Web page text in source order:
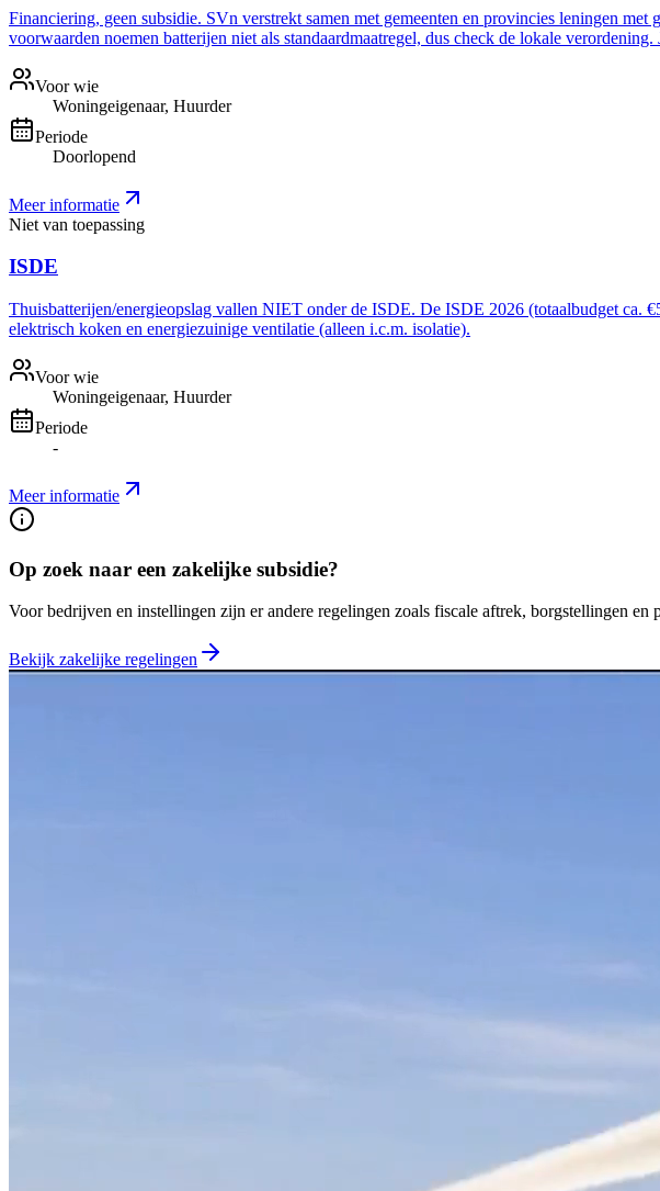
Financiering, geen subsidie. SVn verstrekt samen met gemeenten en provincies leningen
voorwaarden noemen batterijen niet als standaardmaatregel, dus check de lokale
Voor wie
Woningeigenaar, Huurder
Periode
Doorlopend
Meer informatie
Niet van toepassing
ISDE
Thuisbatterijen/energieopslag vallen NIET onder de ISDE. De ISDE 2026 (totaalbudget
elektrisch koken en energiezuinige ventilatie (alleen i.c.m. isolatie).
Voor wie
Woningeigenaar, Huurder
Periode
-
Meer informatie
Op zoek naar een zakelijke subsidie?
Voor bedrijven en instellingen zijn er andere regelingen zoals fiscale aftrek, borgstellingen
Bekijk zakelijke regelingen